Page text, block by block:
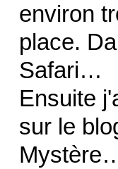
environ
place.
Safari…
Ensuite
sur le